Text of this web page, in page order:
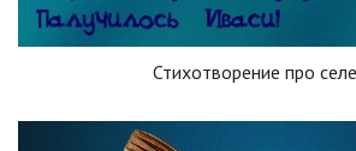
Стихотворение про